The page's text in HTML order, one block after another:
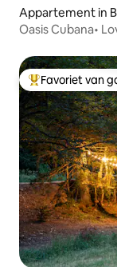
Appartement in
Oasis Cubana•
Topfavoriet van
Favoriet van